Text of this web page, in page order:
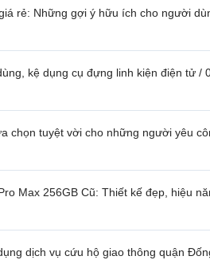
rẻ: Những gợi ý hữu ích cho người
kệ dụng cụ đựng linh kiện điện tử /
chọn tuyệt vời cho những người yêu
Max 256GB Cũ: Thiết kế đẹp, hiệu
dịch vụ cứu hộ giao thông quận